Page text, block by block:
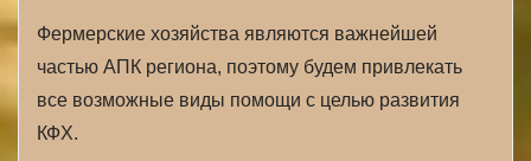
Фермерские хозяйства являются важнейшей
частью АПК региона, поэтому будем привлекать
все возможные виды помощи с целью развития
КФХ.